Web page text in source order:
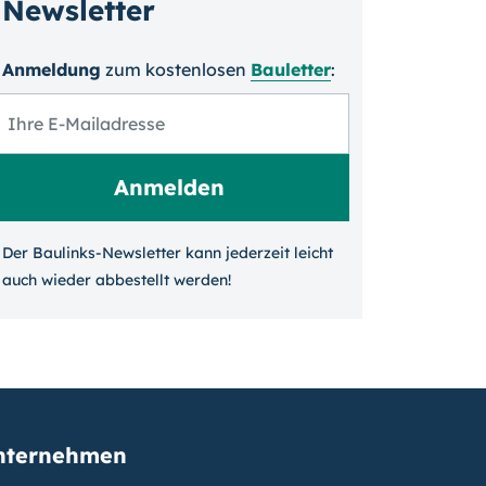
Newsletter
Anmeldung zum kosten­losen Bauletter:
Der Baulinks-Newsletter kann jeder­zeit leicht
auch wieder ab­bestellt werden!